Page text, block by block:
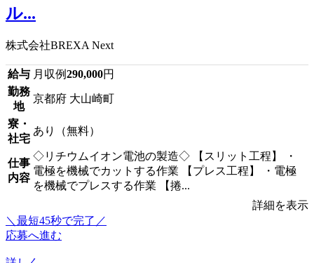
ル...
株式会社BREXA Next
給与 月収例290,000円
勤務
地
京都府 大山崎町
寮・
社宅
あり（無料）
仕事
内容
◇リチウムイオン電池の製造◇ 【スリット工程】 ・
電極を機械でカットする作業 【プレス工程】 ・電極
を機械でプレスする作業 【捲...
詳細を表示
＼最短45秒で完了／
応募へ進む